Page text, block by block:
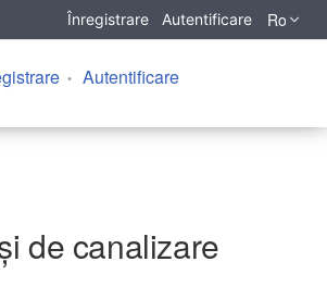
Înregistrare Autentificare Ro
Autentificare
de canalizare